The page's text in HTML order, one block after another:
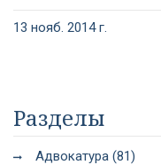
13 нояб. 2014 г.
Разделы
Адвокатура (81)